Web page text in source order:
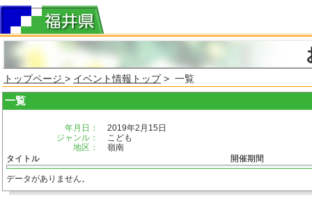
トップページ > イベント情報トップ> 一覧
一覧
年月日：
2019年2月15日
ジャンル：
こども
地区：
嶺南
タイトル
開催期間
データがありません。